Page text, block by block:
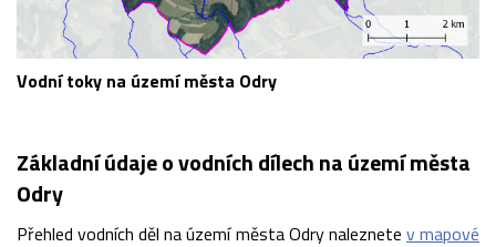
Vodní toky na území města Odry
Základní údaje o vodních dílech na území města
Odry
Přehled vodních děl na území města Odry naleznete v mapové